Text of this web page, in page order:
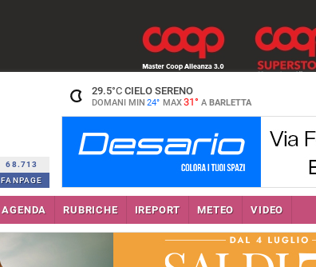
68.713
FANPAGE
29.5°CCIELO SERENO
DOMANI MIN 24° MAX31° A BARLETTA
AGENDA RUBRICHE IREPORT METEO VIDEO